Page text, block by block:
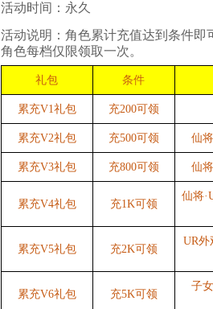
活动时间：永久
活动说明：角色累计充值达到条件
角色每档仅限领取一次。
礼包 条件
累充V1礼包 充200可领
累充V2礼包 充500可领 仙
累充V3礼包 充800可领 仙
累充V4礼包 充1K可领
仙将
累充V5礼包 充2K可领
UR外
累充V6礼包 充5K可领
子